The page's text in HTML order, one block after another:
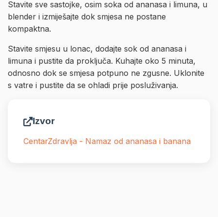
Stavite sve sastojke, osim soka od ananasa i limuna, u
blender i izmiješajte dok smjesa ne postane
kompaktna.
Stavite smjesu u lonac, dodajte sok od ananasa i
limuna i pustite da proključa. Kuhajte oko 5 minuta,
odnosno dok se smjesa potpuno ne zgusne. Uklonite
s vatre i pustite da se ohladi prije posluživanja.
Izvor
CentarZdravlja - Namaz od ananasa i banana